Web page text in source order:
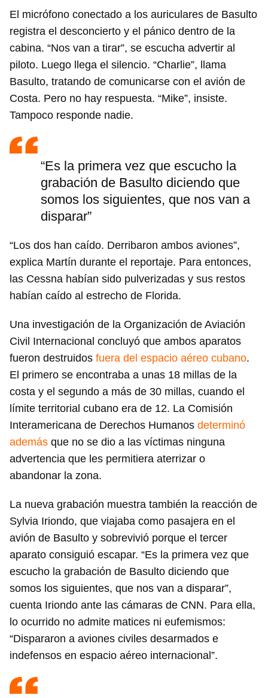
El micrófono conectado a los auriculares de Basulto
registra el desconcierto y el pánico dentro de la
cabina. “Nos van a tirar”, se escucha advertir al
piloto. Luego llega el silencio. “Charlie”, llama
Basulto, tratando de comunicarse con el avión de
Costa. Pero no hay respuesta. “Mike”, insiste.
Tampoco responde nadie.
“Es la primera vez que escucho la
grabación de Basulto diciendo que
somos los siguientes, que nos van a
disparar”
“Los dos han caído. Derribaron ambos aviones”,
explica Martín durante el reportaje. Para entonces,
las Cessna habían sido pulverizadas y sus restos
habían caído al estrecho de Florida.
Una investigación de la Organización de Aviación
Civil Internacional concluyó que ambos aparatos
fueron destruidos fuera del espacio aéreo cubano.
El primero se encontraba a unas 18 millas de la
costa y el segundo a más de 30 millas, cuando el
límite territorial cubano era de 12. La Comisión
Interamericana de Derechos Humanos determinó
además que no se dio a las víctimas ninguna
advertencia que les permitiera aterrizar o
abandonar la zona.
La nueva grabación muestra también la reacción de
Sylvia Iriondo, que viajaba como pasajera en el
avión de Basulto y sobrevivió porque el tercer
aparato consiguió escapar. “Es la primera vez que
escucho la grabación de Basulto diciendo que
somos los siguientes, que nos van a disparar”,
cuenta Iriondo ante las cámaras de CNN. Para ella,
lo ocurrido no admite matices ni eufemismos:
“Dispararon a aviones civiles desarmados e
indefensos en espacio aéreo internacional”.